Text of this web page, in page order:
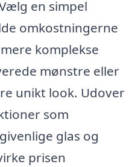
en simpel
omkostningerne
komplekse
mønstre eller
unikt look. Udover
som
glas og
prisen